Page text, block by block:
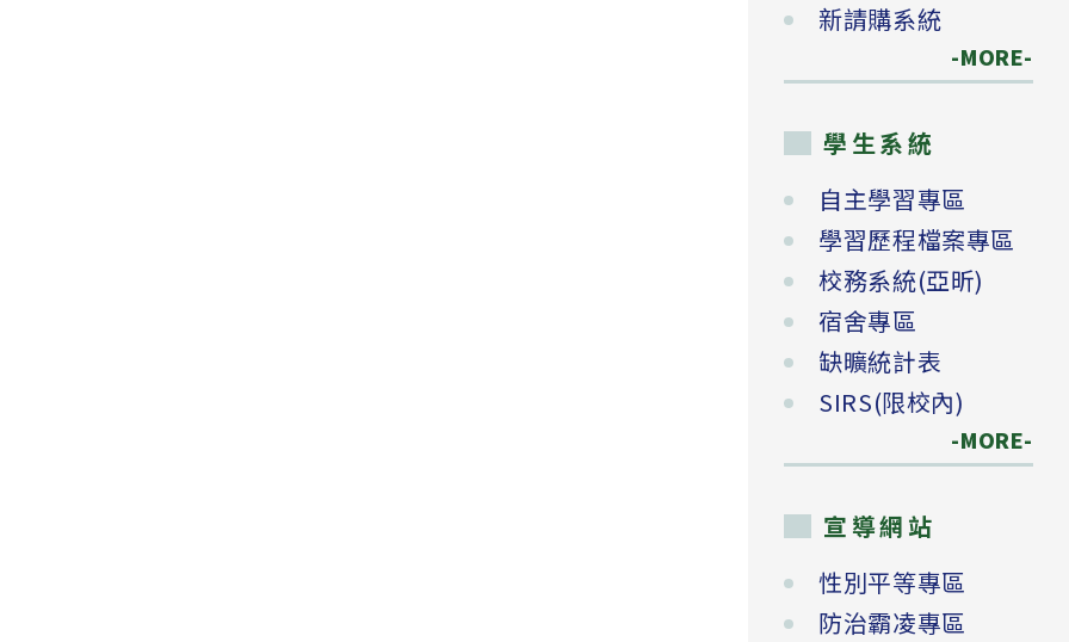
新請購系統
-MORE-
學生系統
自主學習專區
學習歷程檔案專區
校務系統(亞昕)
宿舍專區
缺曠統計表
SIRS(限校內)
-MORE-
宣導網站
性別平等專區
防治霸凌專區